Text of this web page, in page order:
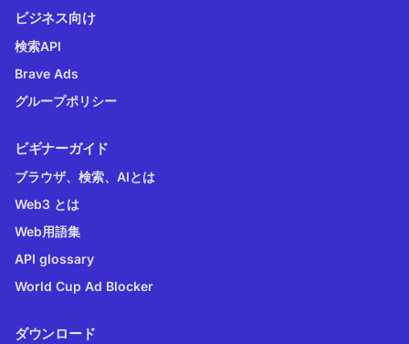
ビジネス向け
検索API
Brave Ads
グループポリシー
ビギナーガイド
ブラウザ、検索、AIとは
Web3 とは
Web用語集
API glossary
World Cup Ad Blocker
ダウンロード